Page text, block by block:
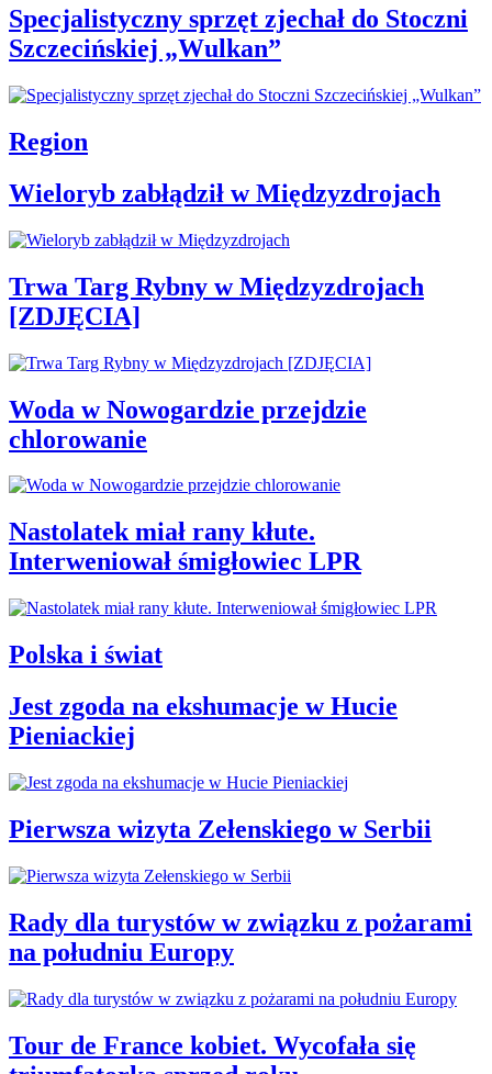
Specjalistyczny sprzęt zjechał do Stoczni
Szczecińskiej „Wulkan”
Region
Wieloryb zabłądził w Międzyzdrojach
Trwa Targ Rybny w Międzyzdrojach
[ZDJĘCIA]
Woda w Nowogardzie przejdzie
chlorowanie
Nastolatek miał rany kłute.
Interweniował śmigłowiec LPR
Polska i świat
Jest zgoda na ekshumacje w Hucie
Pieniackiej
Pierwsza wizyta Zełenskiego w Serbii
Rady dla turystów w związku z pożarami
na południu Europy
Tour de France kobiet. Wycofała się